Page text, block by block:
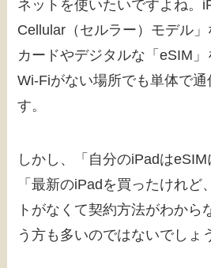
ネットを使いたいですよね。
Cellular（セルラー）モデル
カードやデジタルな「eSIM」
Wi-Fiがない場所でも単体で通
す。
しかし、「自分のiPadはeSIM
「最新のiPadを買ったけれど
トがなくて契約方法がわから
う方も多いのではないでしょ